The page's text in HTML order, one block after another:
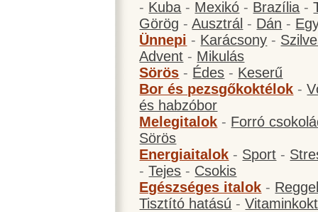
- Kuba - Mexikó - Brazília -
Görög -Ausztrál - Dán -
Ünnepi - Karácsony -
Advent - Mikulás
Sörös - Édes - Keserű
Bor és pezsgőkoktélok -
és habzóbor
Melegitalok - Forró
Sörös
Energiaitalok - Sport -
-Tejes - Csokis
Egészséges italok -
Tisztító hatású -